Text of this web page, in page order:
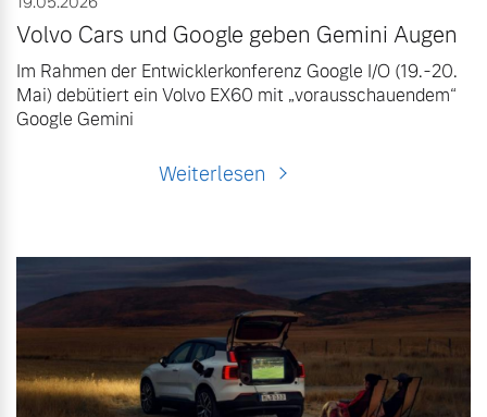
Volvo Cars und Google geben Gemini Augen
Im Rahmen der Entwicklerkonferenz Google I/O (19.-20.
Mai) debütiert ein Volvo EX60 mit „vorausschauendem“
Google Gemini
Weiterlesen